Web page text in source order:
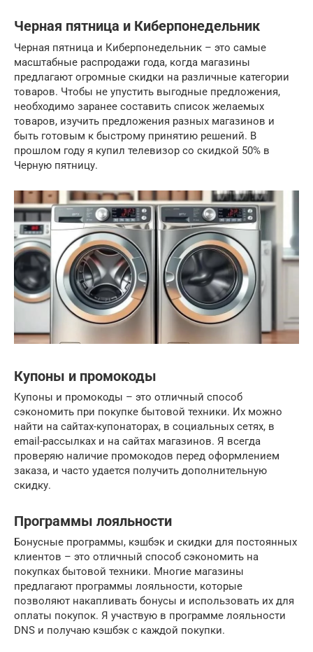
Черная пятница и Киберпонедельник
Черная пятница и Киберпонедельник – это самые
масштабные распродажи года, когда магазины
предлагают огромные скидки на различные категории
товаров. Чтобы не упустить выгодные предложения,
необходимо заранее составить список желаемых
товаров, изучить предложения разных магазинов и
быть готовым к быстрому принятию решений. В
прошлом году я купил телевизор со скидкой 50% в
Черную пятницу.
Купоны и промокоды
Купоны и промокоды – это отличный способ
сэкономить при покупке бытовой техники. Их можно
найти на сайтах-купонаторах, в социальных сетях, в
email-рассылках и на сайтах магазинов. Я всегда
проверяю наличие промокодов перед оформлением
заказа, и часто удается получить дополнительную
скидку.
Программы лояльности
Бонусные программы, кэшбэк и скидки для постоянных
клиентов – это отличный способ сэкономить на
покупках бытовой техники. Многие магазины
предлагают программы лояльности, которые
позволяют накапливать бонусы и использовать их для
оплаты покупок. Я участвую в программе лояльности
DNS и получаю кэшбэк с каждой покупки.